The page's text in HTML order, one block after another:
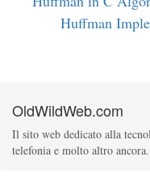
Huffman
OldWildWeb.com
Il sito web dedicato alla
telefonia e molto altro ancora.